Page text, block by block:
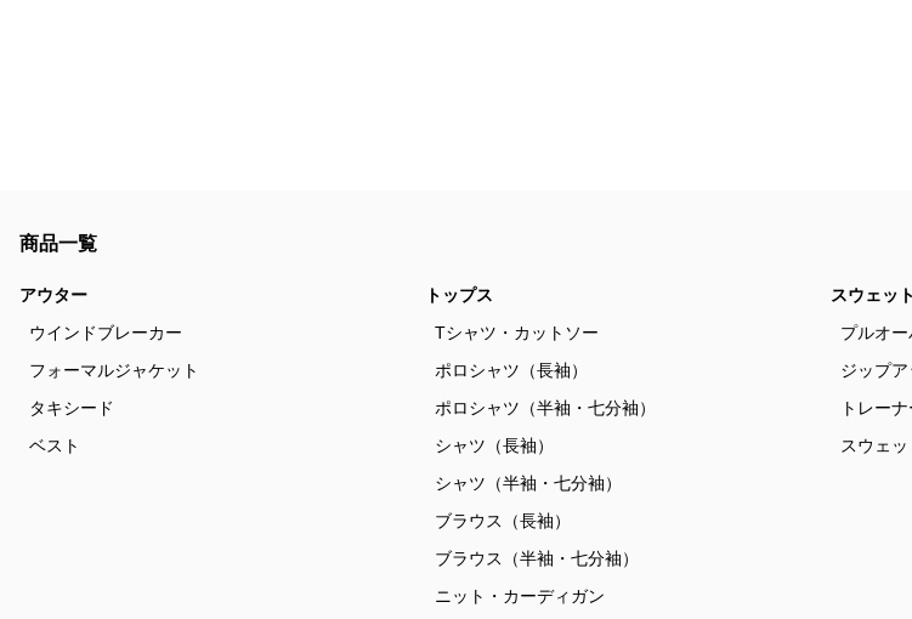
商品一覧
アウター
ウインドブレーカー
フォーマルジャケット
タキシード
ベスト
トップス
Tシャツ・カットソー
ポロシャツ（長袖）
ポロシャツ（半袖・七分袖）
シャツ（長袖）
シャツ（半袖・七分袖）
ブラウス（長袖）
ブラウス（半袖・七分袖）
ニット・カーディガン
スウェッ
プルオ
ジップ
トレーナ
スウェ